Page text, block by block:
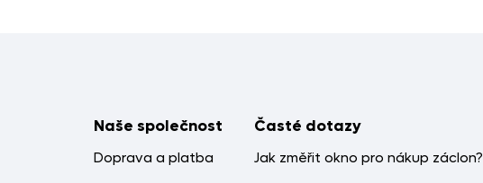
Naše společnost
Doprava a platba
Časté dotazy
Jak změřit okno pro nákup záclon?